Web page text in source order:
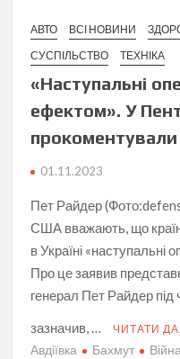
АВТО ВСІ НОВИНИ
СУСПІЛЬСТВО
ТЕХНІКА
«Наступальні
ефектом». У
01.11.2023
Пет Райдер
США вважають, що
в Україні «наступальні
Про це заявив
генерал Пет Райдер під
зазначив, …
ЧИТАТИ
Авдіївка Бахмут